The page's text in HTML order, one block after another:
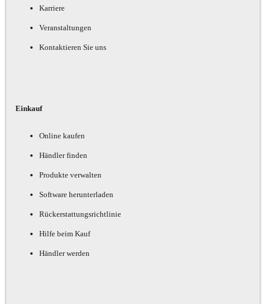
Karriere
Veranstaltungen
Kontaktieren Sie uns
Einkauf
Online kaufen
Händler finden
Produkte verwalten
Software herunterladen
Rückerstattungsrichtlinie
Hilfe beim Kauf
Händler werden